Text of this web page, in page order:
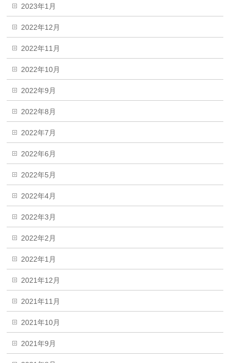
2023年1月
2022年12月
2022年11月
2022年10月
2022年9月
2022年8月
2022年7月
2022年6月
2022年5月
2022年4月
2022年3月
2022年2月
2022年1月
2021年12月
2021年11月
2021年10月
2021年9月